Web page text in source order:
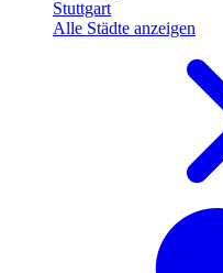
Stuttgart
Alle Städte anzeigen